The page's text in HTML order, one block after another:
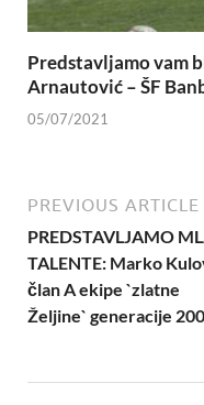
Predstavljamo vam
Arnautović – ŠF
05/07/2021
PREVIOUS ARTICLE
PREDSTAVLJAMO
TALENTE: Marko
član A ekipe `zlatne
Željine` generacije